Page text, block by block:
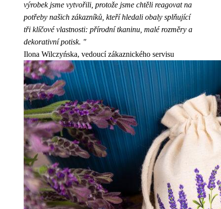
výrobek jsme vytvořili, protože jsme chtěli reagovat na
potřeby našich zákazníků, kteří hledali obaly splňující
tři klíčové vlastnosti: přírodní tkaninu, malé rozměry a
dekorativní potisk. "
Ilona Wilczyńska, vedoucí zákaznického servisu